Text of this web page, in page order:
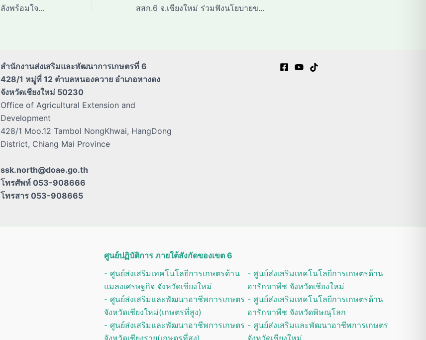
สสก.6 จ.เชียงใหม่ รวมพลังพร้อมใจกันร่วมทำกิจกรรมจิตอาสาบำเพ็ญสาธารณประโยชน์ถวายพระราชกุศลเนื่องใน สสก.6 จ.เชียงใหม่ ร่วมฟังนโยบายของรองนายกรัฐมนตรี ในโอกาสครอบ 58 ปี กรมส่งเสริมการเกษตร
สำนักงานส่งเสริมและพัฒนาการเกษตรที่ 6
428/1 หมู่ที่ 12 ตำบลหนองควาย อำเภอหางดง
จังหวัดเชียงใหม่ 50230
Office of Agricultural Extension and
Development
428/1 Moo.12 Tambol NongKhwai, HangDong
District, Chiang Mai Province
ssk.north@doae.go.th
โทรศัพท์ 053-908666
โทรสาร 053-908665
ศูนย์ปฏิบัติการ ภายใต้สังกัดของเขต 6
- ศูนย์ส่งเสริมเทคโนโลยีการเกษตรด้าน
แมลงเศรษฐกิจ จังหวัดเชียงใหม่
- ศูนย์ส่งเสริมและพัฒนาอาชีพการเกษตร
จังหวัดเชียงใหม่(เกษตรที่สูง)
- ศูนย์ส่งเสริมและพัฒนาอาชีพการเกษตร
- ศูนย์ส่งเสริมเทคโนโลยีการเกษตรด้าน
อารักขาพืช จังหวัดเชียงใหม่
- ศูนย์ส่งเสริมเทคโนโลยีการเกษตรด้าน
อารักขาพืช จังหวัดพิษณุโลก
- ศูนย์ส่งเสริมและพัฒนาอาชีพการเกษตร